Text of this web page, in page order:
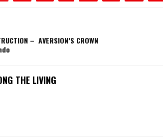
– AVERSION’S CROWN
THE LIVING